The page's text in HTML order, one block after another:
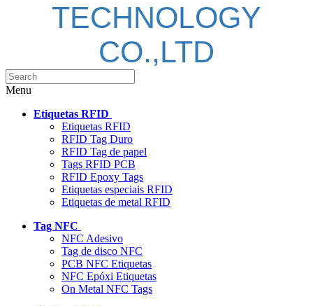
TECHNOLOGY
CO.,LTD
Menu
Etiquetas RFID
Etiquetas RFID
RFID Tag Duro
RFID Tag de papel
Tags RFID PCB
RFID Epoxy Tags
Etiquetas especiais RFID
Etiquetas de metal RFID
Tag NFC
NFC Adesivo
Tag de disco NFC
PCB NFC Etiquetas
NFC Epóxi Etiquetas
On Metal NFC Tags